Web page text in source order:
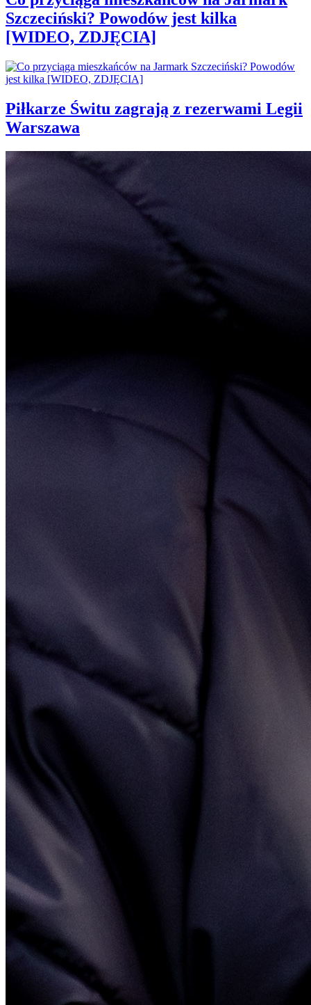
Szczeciński? Powodów jest kilka
[WIDEO, ZDJĘCIA]
Piłkarze Świtu zagrają z rezerwami Legii
Warszawa